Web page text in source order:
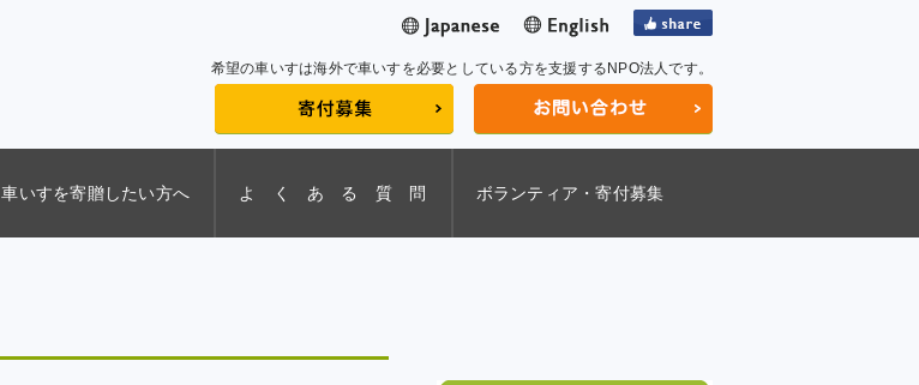
希望の車いすは海外で車いすを必要としている方を支援するNPO法人です。
車いすを寄贈したい方へ よ く あ る 質 問 ボランティア・寄付募集